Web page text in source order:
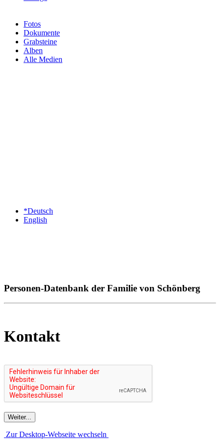
Fotos
Dokumente
Grabsteine
Alben
Alle Medien
*Deutsch
English
Personen-Datenbank der Familie von Schönberg
Kontakt
Zur Desktop-Webseite wechseln